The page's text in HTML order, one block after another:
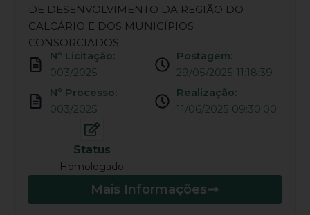
DE DESENVOLVIMENTO DA REGIÃO DO
CALCÁRIO E DOS MUNICÍPIOS
CONSORCIADOS.
Nº Licitação:
003/2025
Nº Processo:
003/2025
Postagem:
29/05/2025 11:18:39
Realização:
11/06/2025 09:30:00
Status
Homologado
Mais Informações